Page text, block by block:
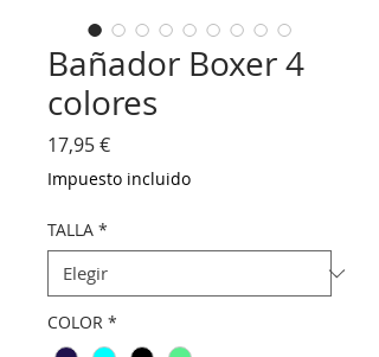
Bañador Boxer 4
colores
17,95 €Precio
Impuesto incluido
TALLA *
COLOR *